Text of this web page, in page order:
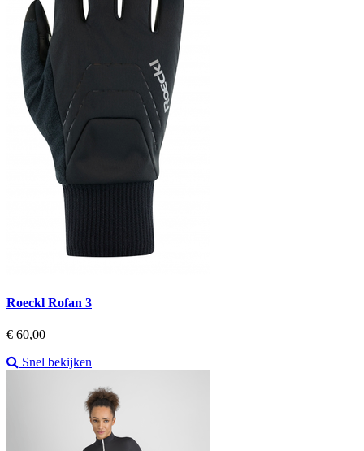
Roeckl Rofan 3
Prijs
€ 60,00
Snel bekijken